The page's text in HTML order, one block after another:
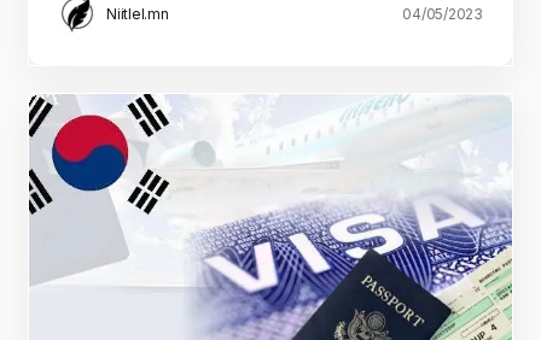
Niitlel.mn 04/05/2023